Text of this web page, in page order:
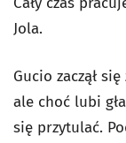
Jola.
Gucio zaczął
ale choć lubi
się przytulać.